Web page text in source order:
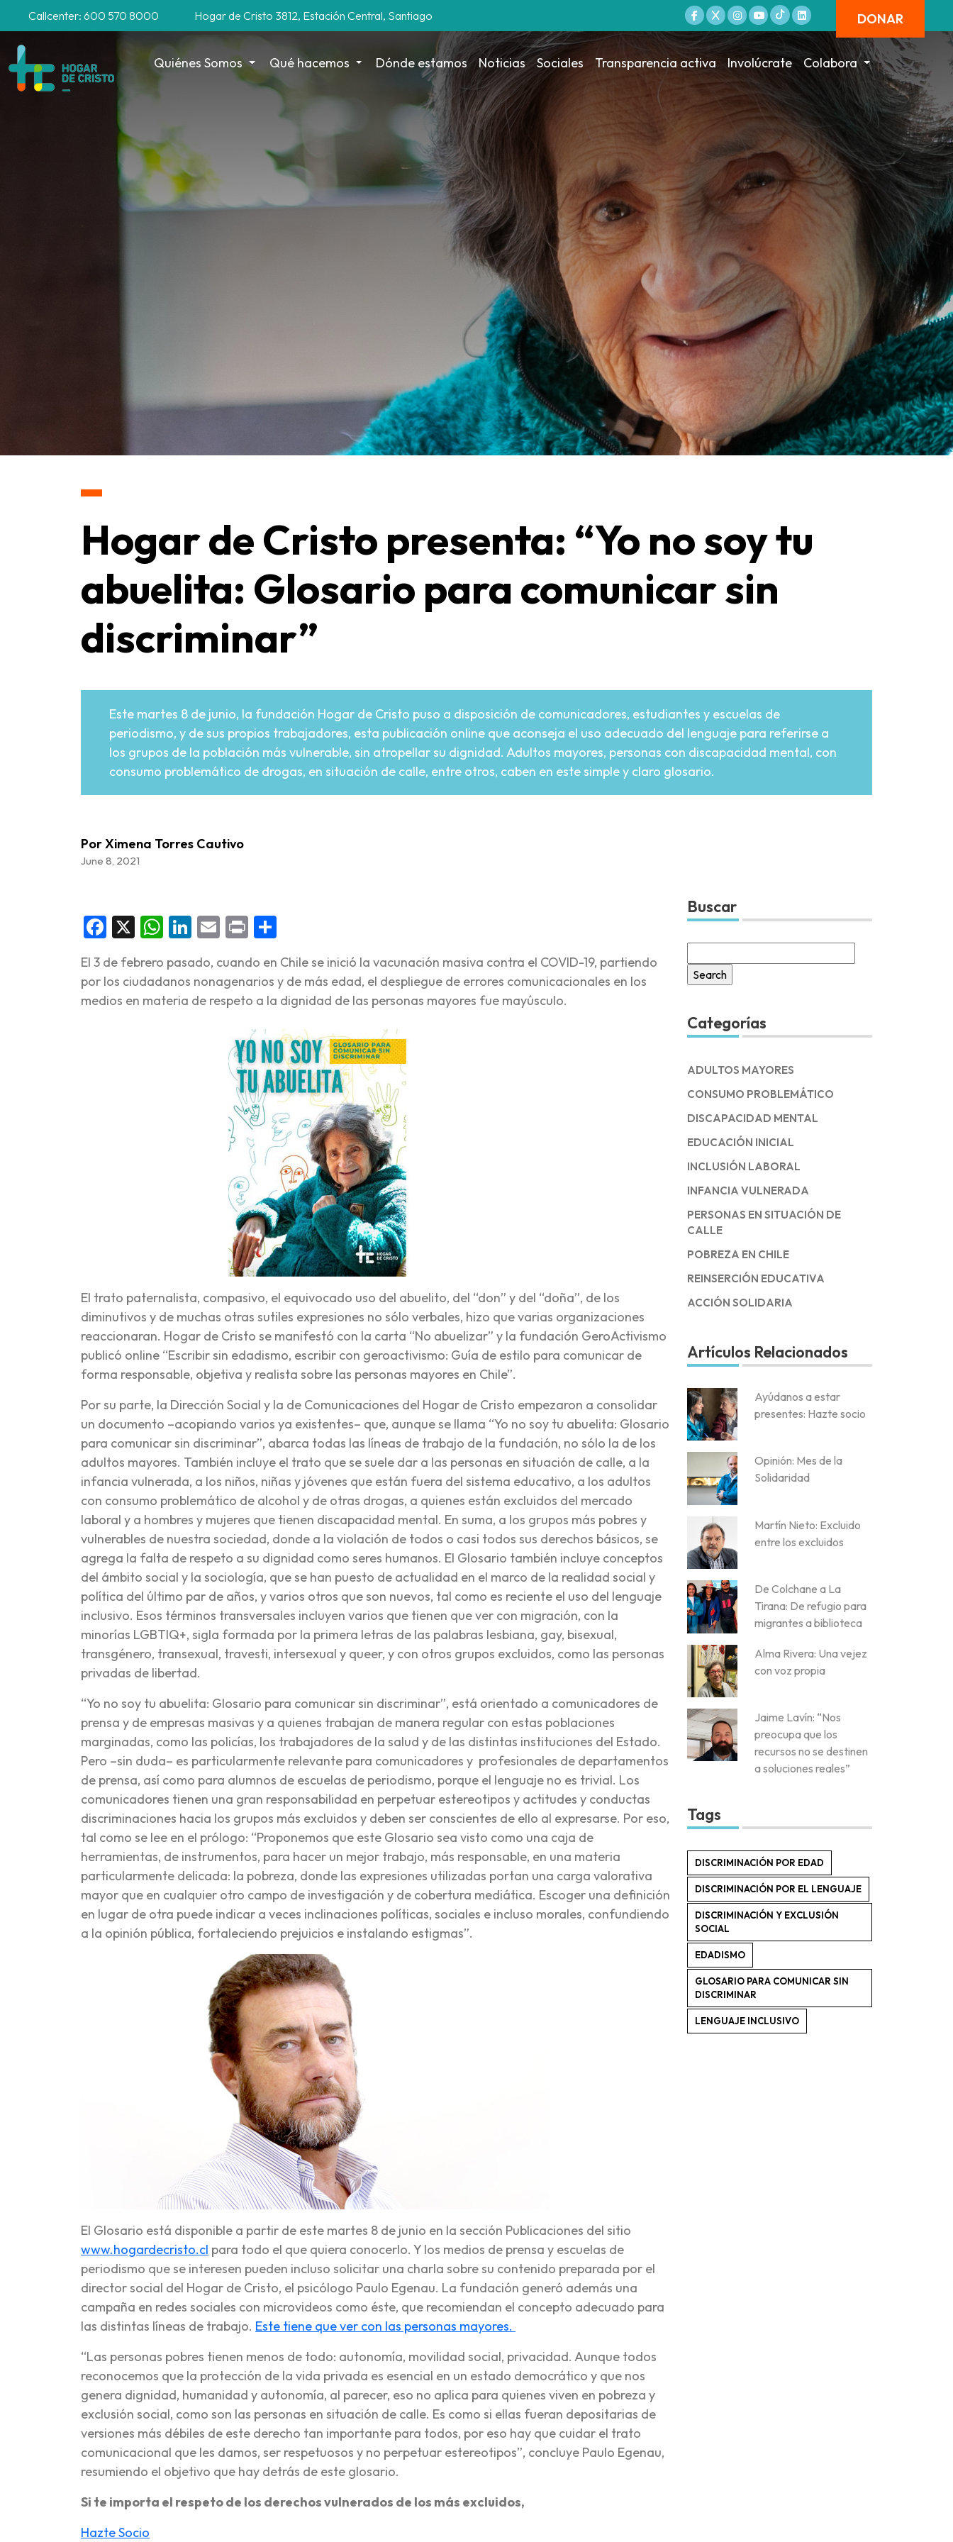
Callcenter: 600 570 8000 Hogar de Cristo 3812, Estación Central, Santiago DONAR
Quiénes Somos Qué hacemos Dónde estamos Noticias Sociales Transparencia activa Involúcrate Colabora
Hogar de Cristo presenta: “Yo no soy tu
abuelita: Glosario para comunicar sin
discriminar”
Este martes 8 de junio, la fundación Hogar de Cristo puso a disposición de comunicadores, estudiantes y escuelas de
periodismo, y de sus propios trabajadores, esta publicación online que aconseja el uso adecuado del lenguaje para referirse a
los grupos de la población más vulnerable, sin atropellar su dignidad. Adultos mayores, personas con discapacidad mental, con
consumo problemático de drogas, en situación de calle, entre otros, caben en este simple y claro glosario.
Por Ximena Torres Cautivo
June 8, 2021
Facebook
X WhatsApp
LinkedIn
Email
Print
El 3 de febrero pasado, cuando en Chile se inició la vacunación masiva contra el COVID-19, partiendo
por los ciudadanos nonagenarios y de más edad, el despliegue de errores comunicacionales en los
medios en materia de respeto a la dignidad de las personas mayores fue mayúsculo.
El trato paternalista, compasivo, el equivocado uso del abuelito, del “don” y del “doña”, de los
diminutivos y de muchas otras sutiles expresiones no sólo verbales, hizo que varias organizaciones
reaccionaran. Hogar de Cristo se manifestó con la carta “No abuelizar” y la fundación GeroActivismo
publicó online “Escribir sin edadismo, escribir con geroactivismo: Guía de estilo para comunicar de
forma responsable, objetiva y realista sobre las personas mayores en Chile”.
Por su parte, la Dirección Social y la de Comunicaciones del Hogar de Cristo empezaron a consolidar
un documento –acopiando varios ya existentes– que, aunque se llama “Yo no soy tu abuelita: Glosario
para comunicar sin discriminar”, abarca todas las líneas de trabajo de la fundación, no sólo la de los
adultos mayores. También incluye el trato que se suele dar a las personas en situación de calle, a la
infancia vulnerada, a los niños, niñas y jóvenes que están fuera del sistema educativo, a los adultos
con consumo problemático de alcohol y de otras drogas, a quienes están excluidos del mercado
laboral y a hombres y mujeres que tienen discapacidad mental. En suma, a los grupos más pobres y
vulnerables de nuestra sociedad, donde a la violación de todos o casi todos sus derechos básicos, se
agrega la falta de respeto a su dignidad como seres humanos. El Glosario también incluye conceptos
del ámbito social y la sociología, que se han puesto de actualidad en el marco de la realidad social y
política del último par de años, y varios otros que son nuevos, tal como es reciente el uso del lenguaje
inclusivo. Esos términos transversales incluyen varios que tienen que ver con migración, con la
minorías LGBTIQ+, sigla formada por la primera letras de las palabras lesbiana, gay, bisexual,
transgénero, transexual, travesti, intersexual y queer, y con otros grupos excluidos, como las personas
privadas de libertad.
“Yo no soy tu abuelita: Glosario para comunicar sin discriminar”, está orientado a comunicadores de
prensa y de empresas masivas y a quienes trabajan de manera regular con estas poblaciones
marginadas, como las policías, los trabajadores de la salud y de las distintas instituciones del Estado.
Pero –sin duda– es particularmente relevante para comunicadores y profesionales de departamentos
de prensa, así como para alumnos de escuelas de periodismo, porque el lenguaje no es trivial. Los
comunicadores tienen una gran responsabilidad en perpetuar estereotipos y actitudes y conductas
discriminaciones hacia los grupos más excluidos y deben ser conscientes de ello al expresarse. Por eso,
tal como se lee en el prólogo: “Proponemos que este Glosario sea visto como una caja de
herramientas, de instrumentos, para hacer un mejor trabajo, más responsable, en una materia
particularmente delicada: la pobreza, donde las expresiones utilizadas portan una carga valorativa
mayor que en cualquier otro campo de investigación y de cobertura mediática. Escoger una definición
en lugar de otra puede indicar a veces inclinaciones políticas, sociales e incluso morales, confundiendo
a la opinión pública, fortaleciendo prejuicios e instalando estigmas”.
El Glosario está disponible a partir de este martes 8 de junio en la sección Publicaciones del sitio
www.hogardecristo.cl para todo el que quiera conocerlo. Y los medios de prensa y escuelas de
periodismo que se interesen pueden incluso solicitar una charla sobre su contenido preparada por el
director social del Hogar de Cristo, el psicólogo Paulo Egenau. La fundación generó además una
campaña en redes sociales con microvideos como éste, que recomiendan el concepto adecuado para
las distintas líneas de trabajo. Este tiene que ver con las personas mayores.
“Las personas pobres tienen menos de todo: autonomía, movilidad social, privacidad. Aunque todos
reconocemos que la protección de la vida privada es esencial en un estado democrático y que nos
genera dignidad, humanidad y autonomía, al parecer, eso no aplica para quienes viven en pobreza y
exclusión social, como son las personas en situación de calle. Es como si ellas fueran depositarias de
versiones más débiles de este derecho tan importante para todos, por eso hay que cuidar el trato
comunicacional que les damos, ser respetuosos y no perpetuar estereotipos”, concluye Paulo Egenau,
resumiendo el objetivo que hay detrás de este glosario.
Si te importa el respeto de los derechos vulnerados de los más excluidos,
Hazte Socio
Buscar
for:
Categorías
ADULTOS MAYORES
CONSUMO PROBLEMÁTICO
DISCAPACIDAD MENTAL
EDUCACIÓN INICIAL
INCLUSIÓN LABORAL
INFANCIA VULNERADA
PERSONAS EN SITUACIÓN DE
CALLE
POBREZA EN CHILE
REINSERCIÓN EDUCATIVA
ACCIÓN SOLIDARIA
Artículos Relacionados
Ayúdanos a estar
presentes: Hazte socio
Opinión: Mes de la
Solidaridad
Martín Nieto: Excluido
entre los excluidos
De Colchane a La
Tirana: De refugio para
migrantes a biblioteca
Alma Rivera: Una vejez
con voz propia
Jaime Lavín: “Nos
preocupa que los
recursos no se destinen
a soluciones reales”
Tags
DISCRIMINACIÓN POR EDAD
DISCRIMINACIÓN POR EL LENGUAJE
DISCRIMINACIÓN Y EXCLUSIÓN
SOCIAL
EDADISMO
GLOSARIO PARA COMUNICAR SIN
DISCRIMINAR
LENGUAJE INCLUSIVO